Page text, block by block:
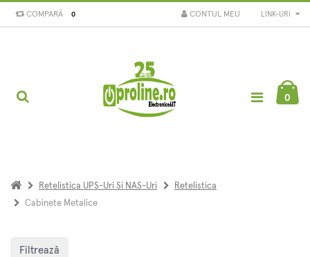
COMPARĂ 0 LINK-URI
CONTUL MEU
0
Retelistica UPS-Uri Si NAS-Uri
Retelistica
Cabinete Metalice
Filtrează